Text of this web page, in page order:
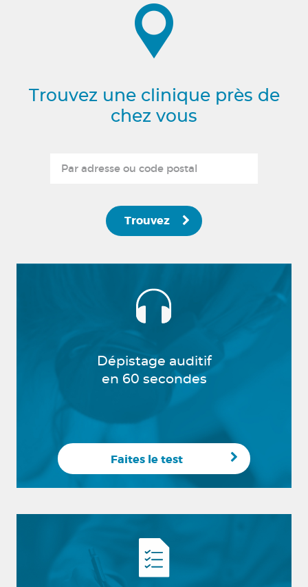
Trouvez une clinique près de
chez vous
Trouvez
Dépistage auditif
en 60 secondes
Faites le test